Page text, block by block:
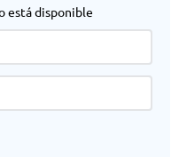
está disponible